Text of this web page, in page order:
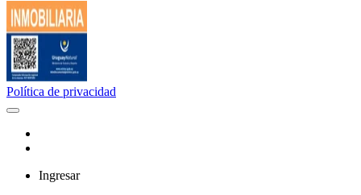
Política de privacidad
Ingresar